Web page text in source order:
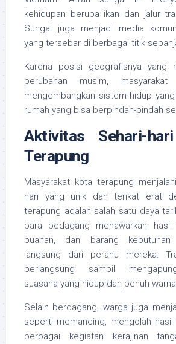
kehidupan berupa ikan dan jalur
Sungai juga menjadi media
yang tersebar di berbagai titik
Karena posisi geografisnya yang
perubahan musim,
mengembangkan sistem hidup
rumah yang bisa berpindah-pindah
Aktivitas Sehari-
Terapung
Masyarakat kota terapung
hari yang unik dan terikat erat
terapung adalah salah satu daya
para pedagang menawarkan
buahan, dan barang
langsung dari perahu mereka.
berlangsung sambil
suasana yang hidup dan penuh
Selain berdagang, warga juga
seperti memancing, mengolah
berbagai kegiatan kerajinan